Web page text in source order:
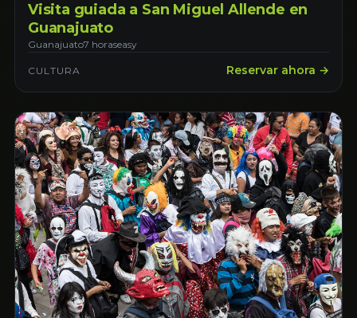
Visita guiada a San Miguel Allende en
Guanajuato
Guanajuato7 horaseasy
CULTURA Reservar ahora →